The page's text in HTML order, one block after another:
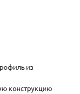
и установкой в
41
из
конструкцию